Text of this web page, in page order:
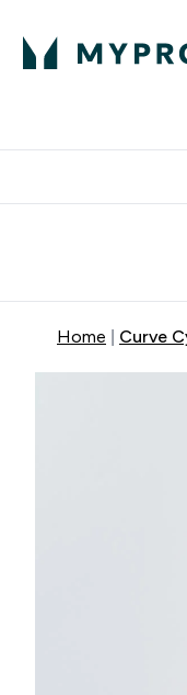
Home Curve